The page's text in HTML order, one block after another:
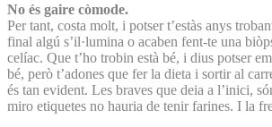
No és gaire còmode.
Per tant, costa molt, i potser t’estàs anys
final algú s’il·lumina o acaben fent-te una
celíac. Que t’ho trobin està bé, i dius potser
bé, però t’adones que fer la dieta i sortir al
és tan evident. Les braves que deia a l’inici,
miro etiquetes no hauria de tenir farines. I la